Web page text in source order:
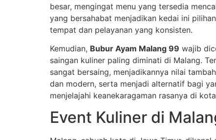
besar, mengingat menu yang tersedia
yang bersahabat menjadikan kedai ini
tempat dan pelayanan yang konsisten.
Kemudian, Bubur Ayam Malang 99 wajib
saingan kuliner paling diminati di Malang.
sangat bersaing, menjadikannya nilai
dan modern, serta menjadi alternatif bagi
menjelajahi keanekaragaman rasanya di
Event Kuliner di